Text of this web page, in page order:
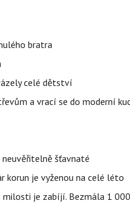
bratra
celé dětství
a vrací se do moderní
neuvěřitelně šťavnaté
korun je vyženou na celé léto
milosti je zabíjí. Bezmála 1